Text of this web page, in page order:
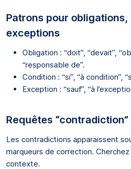
Patrons pour
exceptions
Obligation : “doit”, “devait”,
“responsable de”.
Condition : “si”, “à condition”,
Exception : “sauf”, “à
Requêtes “contradiction”
Les contradictions apparaissent
marqueurs de correction.
contexte.